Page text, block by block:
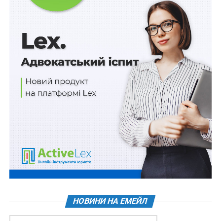
«єВідновлення».
При цьому спрощено форму акта обстеження
пошкоджених об’єктів, щодо якої раніше виникало
багато питань у регіонів та органів місцевого
самоврядування.
Рішення враховує баланс між необхідністю зберігати
культурну спадщину та правом людей отримати
компенсацію за зруйноване житло. Для цього в
документі передбачили додаткові запобіжники:
рішення про визнання пам’ятки знищеною
ухвалюватимуть на підставі відповідних
підтверджуючих матеріалів після обов’язкового
розгляду консультативно-дорадчими органами у
Постанова застосовується на період дії правового
режиму воєнного стану в Україні.
НОВИНИ НА ЕМЕЙЛ